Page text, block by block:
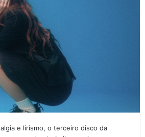
e lirismo, o terceiro disco da